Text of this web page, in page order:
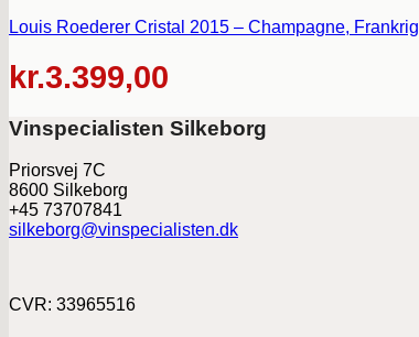
Louis Roederer Cristal 2015 – Champagne, Frankrig
kr.3.399,00
Vinspecialisten Silkeborg
Priorsvej 7C
8600 Silkeborg
+45 73707841
silkeborg@vinspecialisten.dk
CVR: 33965516